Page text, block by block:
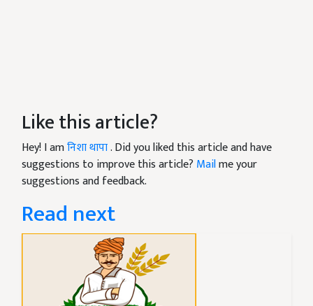
Like this article?
Hey! I amनिशा थापा. Did you liked this article and have
suggestions to improve this article? Mailme your
suggestions and feedback.
Read next